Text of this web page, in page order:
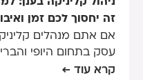
זה יחסוך לכם זמן
אם אתם מנהלים
עסק בתחום היופי
קרא עוד ←